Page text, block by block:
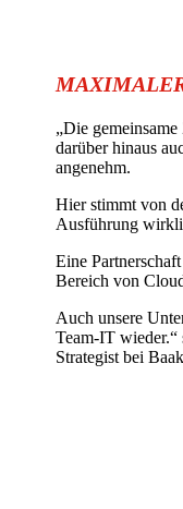
„Die
darüber hinaus
angenehm.
Hier stimmt von
Ausführung
Eine
Bereich von
Auch unsere
Team-IT
Strategist bei